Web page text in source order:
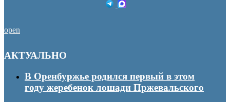
open
АКТУАЛЬНО
В Оренбуржье родился первый в этом
году жеребенок лошади Пржевальского